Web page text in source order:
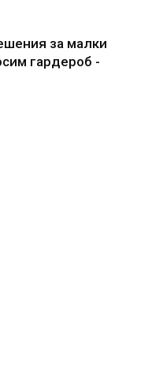
за малки
гардероб -